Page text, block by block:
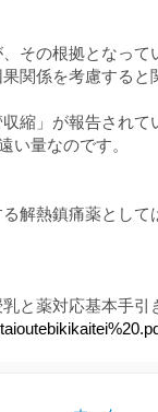
その根拠となっ
関係を考慮すると
縮」が報告されて
い量なのです。
解熱鎮痛薬として
と薬対応基本手引